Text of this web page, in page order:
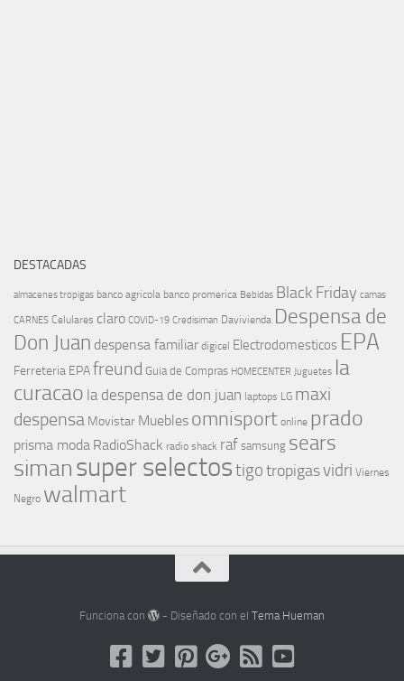
DESTACADAS
almacenes tropigas banco agricola banco promerica Bebidas Black Friday camas
CARNES Celulares claro COVID-19 Credisiman Davivienda Despensa de
Don Juan despensa familiar digicel Electrodomesticos EPA
Ferreteria EPAfreund Guia de Compras HOMECENTER Juguetes la
curacao la despensa de don juan laptops LG maxi
despensa Movistar Muebles omnisport online prado
prisma moda RadioShack radio shack raf samsung sears
simansuper selectostigotropigasvidri Viernes
Negro walmart
Funciona con - Diseñado con elTema Hueman